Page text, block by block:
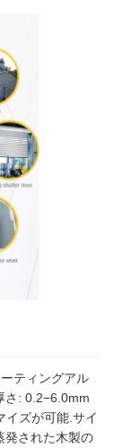
ティングアル
さ: 0.2−6.0mm
イズが可能.サイ
発された木製の